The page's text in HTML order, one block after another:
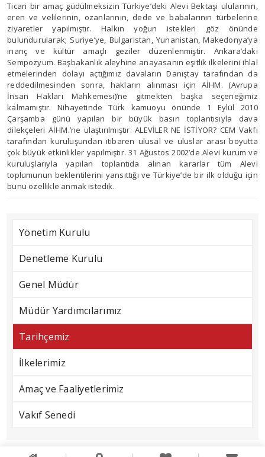
Ticari bir amaç güdülmeksizin Türkiye’deki Alevi Bektaşi ulularının,
eren ve velilerinin, ozanlarının, dede ve babalarının türbelerine
ziyaretler yapılmıştır. Halkın yoğun istekleri göz önünde
bulundurularak; Suriye’ye, Bulgaristan, Yunanistan, Makedonya’ya
inanç ve kültür amaçlı geziler düzenlenmiştir. Ankara’daki
Sempozyum. Başbakanlık aleyhine anayasanın eşitlik ilkelerini ihlal
etmelerinden dolayı açtığımız davaların Danıştay tarafından da
reddedilmesinden sonra, hakların alınması için AİHM. (Avrupa
İnsan Hakları Mahkemesi)’ne gitmekten başka seçeneğimiz
kalmamıştır. Nihayetinde Türk kamuoyu önünde 1 Eylül 2010
Çarşamba günü yapılan bir büyük basın toplantısıyla dava
dilekçeleri AİHM.’ne ulaştırılmıştır. ALEVİLER NE İSTİYOR? CEM Vakfı
tarafından kuruluşundan itibaren ulusal ve uluslar arası boyutta
çok büyük etkinlikler yapılmıştır. 31 Ağustos 2002’de Alevi kurum ve
kuruluşlarıyla yapılan toplantıda alınan kararlar tüm Alevi
toplumunun beklentilerini yansıttığı ve Türkiye’de bir ilk olduğu için
bunu özellikle anmak istedik.
Yönetim Kurulu
Denetleme Kurulu
Genel Müdür
Müdür Yardımcılarımız
Tarihçemiz
İlkelerimiz
Amaç ve Faaliyetlerimiz
Vakıf Senedi